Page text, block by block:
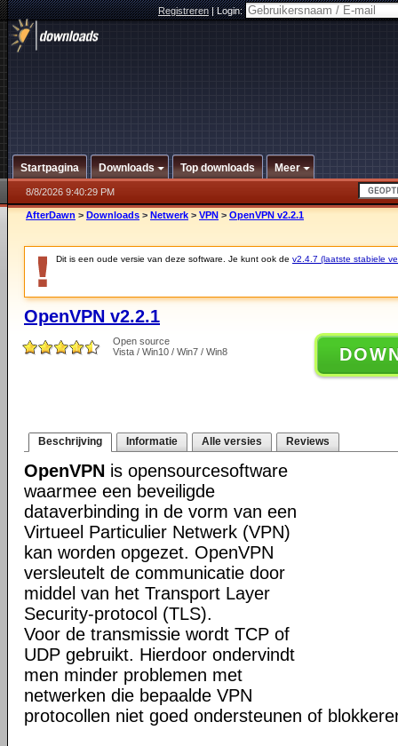
Registreren|Login:
Startpagina Downloads Top downloads Meer
8/8/2026 9:40:29 PM
AfterDawn > Downloads > Netwerk > VPN > OpenVPN v2.2.1
Dit is een oude versie van deze software. Je kunt ook de v2.4.7 (laatste stabiele
OpenVPN v2.2.1
Open source
Vista / Win10 / Win7 / Win8
Beschrijving Informatie Alle versies Reviews
OpenVPN is opensourcesoftware
waarmee een beveiligde
dataverbinding in de vorm van een
Virtueel Particulier Netwerk (VPN)
kan worden opgezet. OpenVPN
versleutelt de communicatie door
middel van het Transport Layer
Security-protocol (TLS).
Voor de transmissie wordt TCP of
UDP gebruikt. Hierdoor ondervindt
men minder problemen met
netwerken die bepaalde VPN
protocollen niet goed ondersteunen of